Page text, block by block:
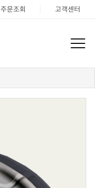
주문조회 고객센터